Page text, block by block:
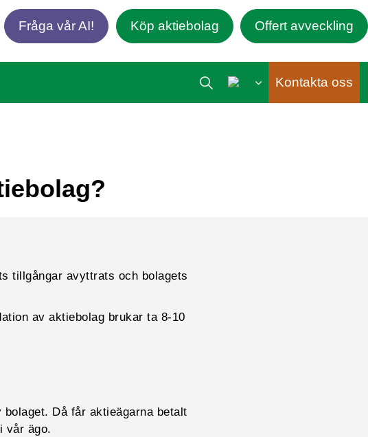
Kontakta oss
Fråga vår AI! Köp aktiebolag Offert avveckling
tillgångar avyttrats och bolagets
av aktiebolag brukar ta 8-10
Då får aktieägarna betalt
vår ägo.